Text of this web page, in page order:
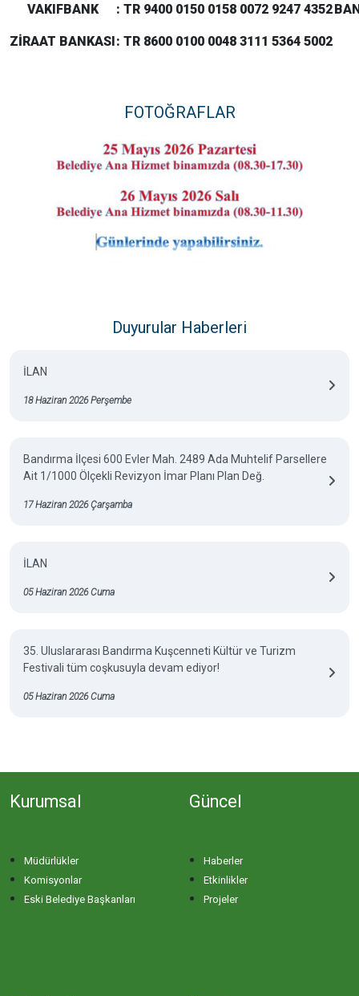
VAKIFBANK : TR 9400 0150 0158 0072 9247 4352
ZİRAAT BANKASI : TR 8600 0100 0048 3111 5364 5002
FOTOĞRAFLAR
Duyurular Haberleri
İLAN
18 Haziran 2026 Perşembe
Bandırma İlçesi 600 Evler Mah. 2489 Ada Muhtelif Parsellere
Ait 1/1000 Ölçekli Revizyon İmar Planı Plan Değ.
17 Haziran 2026 Çarşamba
İLAN
05 Haziran 2026 Cuma
35. Uluslararası Bandırma Kuşcenneti Kültür ve Turizm
Festivali tüm coşkusuyla devam ediyor!
05 Haziran 2026 Cuma
Kurumsal
Müdürlükler
Komisyonlar
Eski Belediye Başkanları
Güncel
Haberler
Etkinlikler
Projeler